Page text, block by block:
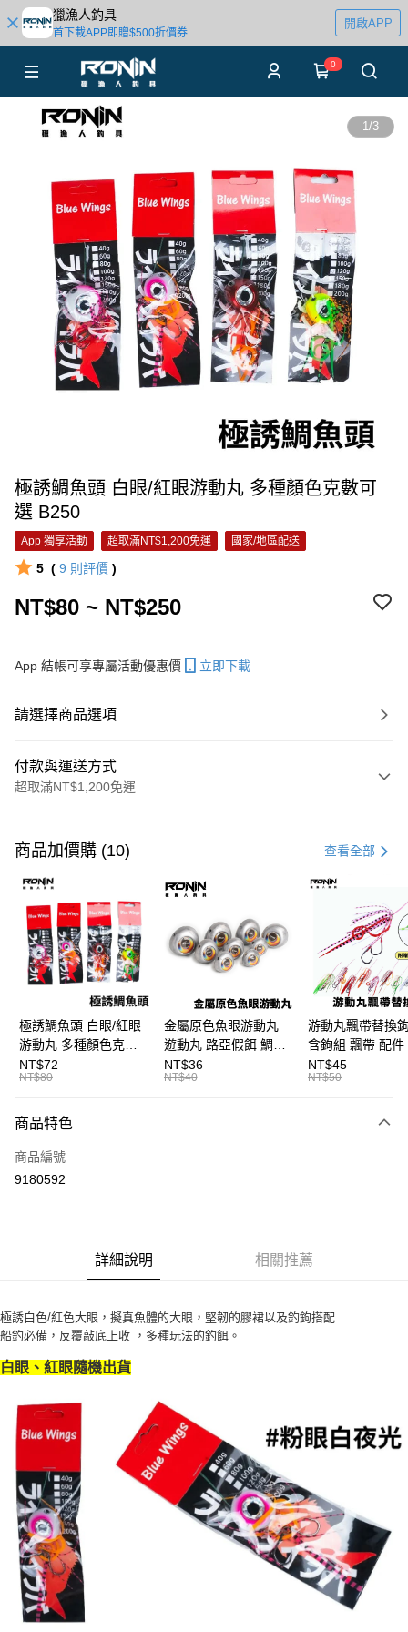
獵漁人釣具
首下載APP即贈$500折價券
開啟APP
0
1/3
極誘鯛魚頭 白眼/紅眼游動丸 多種顏色克數可
選 B250
App 獨享活動 超取滿NT$1,200免運 國家/地區配送
5 ( 9 則評價 )
NT$80 ~ NT$250
App 結帳可享專屬活動優惠價 立即下載
請選擇商品選項
付款與運送方式
超取滿NT$1,200免運
信用卡一次付款
信用卡分期付款
3 期 0 利率 每期NT$26 21家銀行
合作金庫商業銀行
第一商業銀行
華南商業銀行
彰化商業銀行
上海商業儲蓄銀行
國泰世華商業銀行
兆豐國際商業銀行
臺灣中小企業銀行
台中商業銀行
匯豐（台灣）商業銀行
華泰商業銀行
聯邦商業銀行
遠東國際商業銀行
元大商業銀行
台灣樂天信用卡公司
超商取貨付款
Apple Pay
悠遊付
大哥付你分期
【大哥付你分期使用說明】
2.付款方式選擇「大哥付你分期」，訂單成立後會自動跳轉到大哥付的交易
流程，驗證手機門號後，選擇欲分期的期數、繳款截止日，確認付款後即完
法說明評估內容。
【繳款方式說明】
2.透過簡訊連結打開帳單後，可選擇「超商條碼／台灣大直營門市／銀行轉
帳／街口支付／iPASS MONEY」等通路繳費。
【注意事項】
用戶於交易時，得透過本服務購買商品或服務，並由商店將買賣／分期付款
買賣價金債權讓與本公司後，依約使用本公司帳單繳交帳款。
2.基於同意付款使用「大哥付你分期」之契約關係目的，商店將以您的個人
資料（包含姓名、電話或地址）提供予台灣大哥大進項蒐集、處理及利用，
由本公司與您本人進行分期帳單所需資料之確認、核對及更正。
3.完整用戶服務條款，請詳閱以下連結：https://oppay.tw/userRule
相關說明
【關於「AFTEE先享後付」】
３．安心：先確認商品／服務後，再付款。
１．於結帳方式選擇「AFTEE先享後付」後，將跳轉至「AFTEE先享後付」
結帳頁面，進行簡訊認證並確認金額後，即可完成結帳。
２．訂單成立數日內，您將收到繳費通知簡訊。
３．收到繳費通知簡訊後14天內，點擊此簡訊中的連結，可透過四大超商／
ATM／網路銀行／等多元方式進行付款，方視為交易完成。
購買商品的店家。未經商家同意取消之訂單仍視為有效，需透過AFTEE先享
後付繳納相關費用。
※ 交易是否成功請以「AFTEE先享後付 」之結帳頁面顯示為準，若有關於
是否繳費成功／繳費後需取消欲退款等相關疑問，請聯繫「AFTEE先享後付
客戶支援中心」
https://netprotections.freshdesk.com/support/home
【注意事項】
１．透過由恩沛科技股份有限公司提供之「AFTEE先享後付」服務完成之交
易，需依本服務之必要範圍內提供個人資料，並將交易相關給付款項請求債
權轉讓予恩沛科技股份有限公司。
２．關於個人資料處理事宜，請瀏覽以下網址：
https://aftee.tw/terms/#terms3
３．未成年的使用者請事先徵得法定代理人或監護人之同意方可使用
「AFTEE先享後付」，若未經同意申辦者引起之損失，本公司不負相關責
每筆NT$60，滿NT$1,200(含以上)免運費
付款後全家取貨
7-11取貨付款
每筆NT$60，滿NT$1,200(含以上)免運費
付款後7-11取貨
每筆NT$60，滿NT$1,200(含以上)免運費
一般宅配（門市自取請勿下單，請聯繫客服）
每筆NT$100，滿NT$2,000(含以上)免運費
離島一般宅配
每筆NT$200，滿NT$2,000(含以上)免運費
商品加價購 (10) 查看全部
極誘鯛魚頭 白眼/紅眼
游動丸 多種顏色克數
可選 B250
NT$72
NT$80
金屬原色魚眼游動丸
遊動丸 路亞假餌 鯛魚
頭 B400
NT$36
NT$40
游動丸飄帶替換
含鉤組 飄帶 配件
NT$45
NT$50
商品特色
商品編號
9180592
詳細說明 相關推薦
極誘白色/紅色大眼，擬真魚體的大眼，堅韌的膠裙以及釣鉤搭配
船釣必備，反覆敲底上收 ，多種玩法的釣餌。
白眼、紅眼隨機出貨